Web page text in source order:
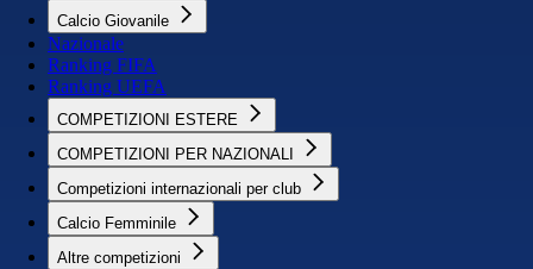
Calcio Giovanile
Nazionale
Ranking FIFA
Ranking UEFA
COMPETIZIONI ESTERE
COMPETIZIONI PER NAZIONALI
Competizioni internazionali per club
Calcio Femminile
Altre competizioni